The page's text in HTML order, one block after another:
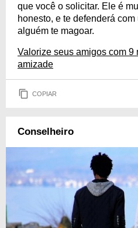
que você o solicitar. Ele é
honesto, e te defenderá
alguém te magoar.
Valorize seus amigos com 9
amizade
COPIAR
Conselheiro